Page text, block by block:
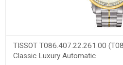
TISSOT T086.407.22.261.00
Classic Luxury Automatic